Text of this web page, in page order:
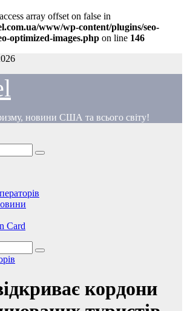
array offset on false in
www/wp-content/plugins/seo-
optimized-images.php on line 146
новини США та всього світу!
Card
кордони